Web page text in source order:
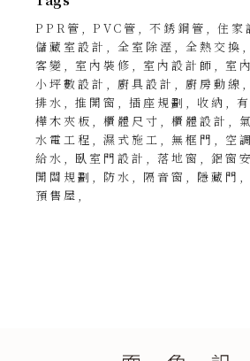
PPR管 PVC管 不銹鋼管 住家
儲藏室設計
全室除溼 全熱交換
客變
室內裝修 室內設計師
室
小坪數設計
廚具設計 廚房動線
排水
推開窗 插座規劃 收納
樺木夾板
櫃體尺寸 櫃體設計
水電工程
濕式施工 無框門 空
給水
臥室門設計 落地窗 鋁窗
開關規劃
防水 隔音窗 隱藏門
預售屋